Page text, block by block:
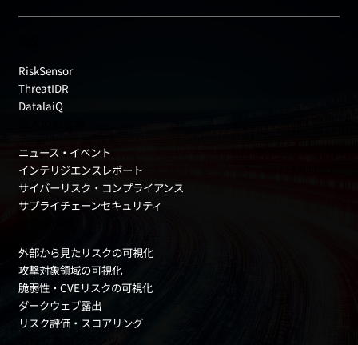
RiskSensor
ThreatIDR
DatalaiQ
外部から見たリスクの可視化
攻撃対象領域の可視化
脆弱性・CVEリスクの可視化
ダークウェブ露出
リスク評価・スコアリング
ニュース・イベント
インテリジエンスレポート
サイバーリスク・コンプライアンス
サプライチェーンセキュリティ